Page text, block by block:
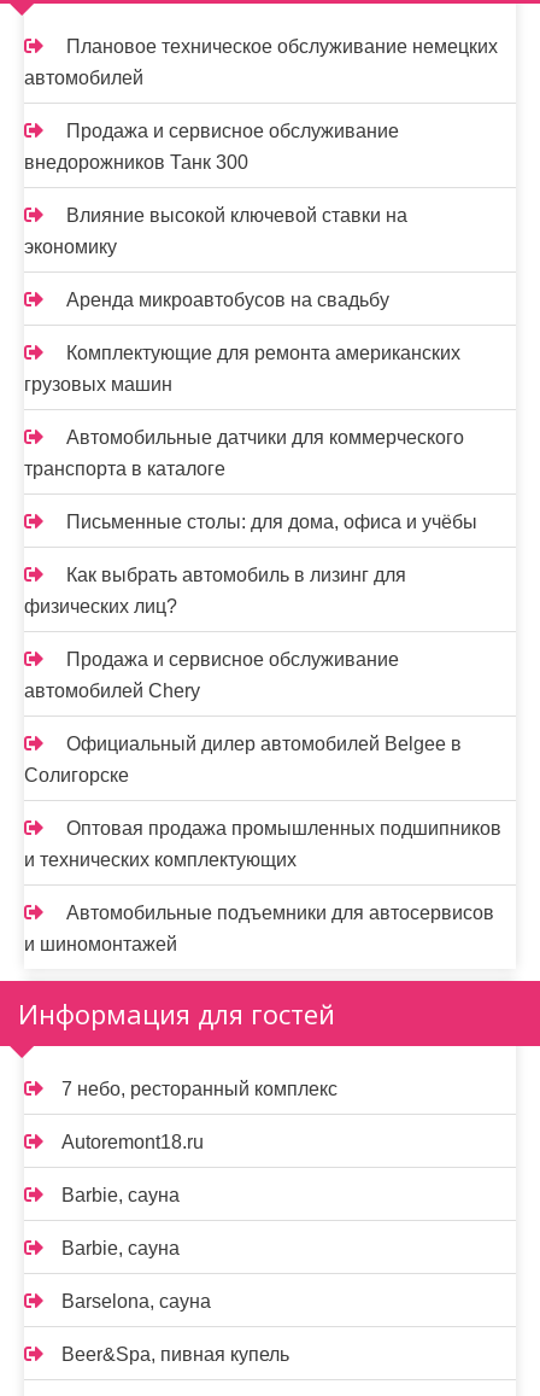
м
Плановое техническое обслуживание немецких
автомобилей
Продажа и сервисное обслуживание
внедорожников Танк 300
Влияние высокой ключевой ставки на
экономику
Аренда микроавтобусов на свадьбу
Комплектующие для ремонта американских
грузовых машин
Автомобильные датчики для коммерческого
транспорта в каталоге
Письменные столы: для дома, офиса и учёбы
Как выбрать автомобиль в лизинг для
физических лиц?
Продажа и сервисное обслуживание
автомобилей Chery
Официальный дилер автомобилей Belgee в
Солигорске
Оптовая продажа промышленных подшипников
и технических комплектующих
Автомобильные подъемники для автосервисов
и шиномонтажей
Информация для гостей
7 небо, ресторанный комплекс
Autoremont18.ru
Barbie, сауна
Barbie, сауна
Barselona, сауна
Beer&Spa, пивная купель